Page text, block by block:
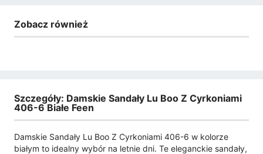
Zobacz również
Szczegóły: Damskie Sandały Lu Boo Z Cyrkoniami
406-6 Białe Feen
Damskie Sandały Lu Boo Z Cyrkoniami 406-6 w kolorze
białym to idealny wybór na letnie dni. Te eleganckie sandały,